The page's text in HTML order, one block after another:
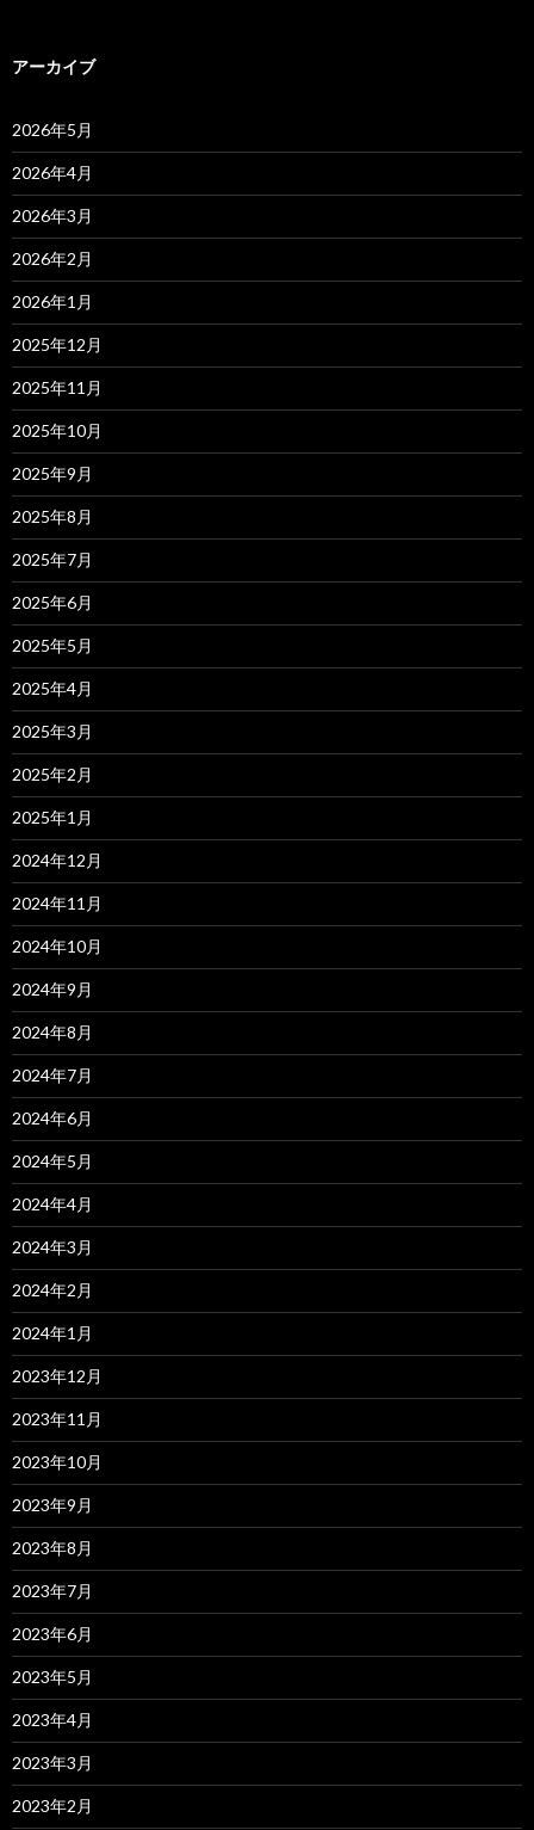
アーカイブ
2026年5月
2026年4月
2026年3月
2026年2月
2026年1月
2025年12月
2025年11月
2025年10月
2025年9月
2025年8月
2025年7月
2025年6月
2025年5月
2025年4月
2025年3月
2025年2月
2025年1月
2024年12月
2024年11月
2024年10月
2024年9月
2024年8月
2024年7月
2024年6月
2024年5月
2024年4月
2024年3月
2024年2月
2024年1月
2023年12月
2023年11月
2023年10月
2023年9月
2023年8月
2023年7月
2023年6月
2023年5月
2023年4月
2023年3月
2023年2月